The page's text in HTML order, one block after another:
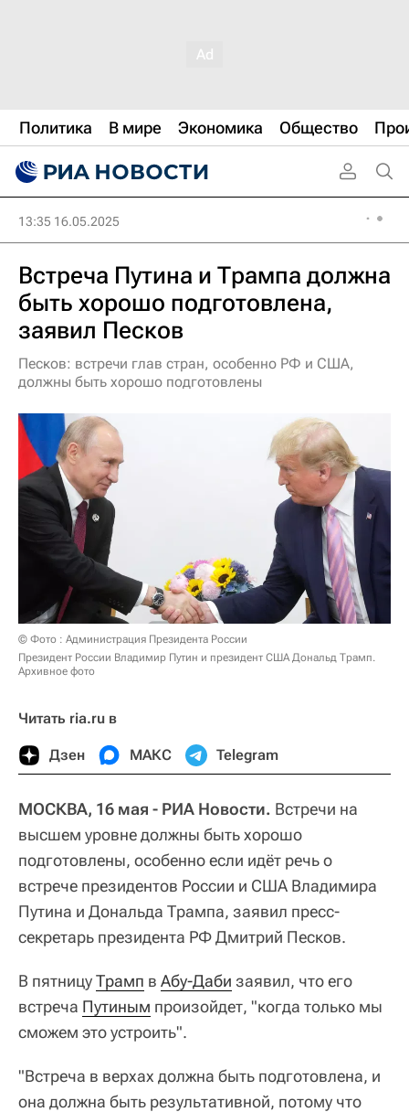
Политика В мире Экономика Общество
13:35 16.05.2025
Встреча Путина и Трампа должна
быть хорошо подготовлена,
заявил Песков
Песков: встречи глав стран, особенно РФ и США,
должны быть хорошо подготовлены
© Фото : Администрация Президента России
Президент России Владимир Путин и президент США Дональд Трамп.
Архивное фото
Читать ria.ru в
Дзен МАКС Telegram
МОСКВА, 16 мая - РИА Новости. Встречи на
высшем уровне должны быть хорошо
подготовлены, особенно если идёт речь о
встрече президентов России и США Владимира
Путина и Дональда Трампа, заявил пресс-
секретарь президента РФ Дмитрий Песков.
В пятницуТрамп в Абу-Даби заявил, что его
встреча Путиным произойдет, "когда только мы
сможем это устроить".
"Встреча в верхах должна быть подготовлена, и
она должна быть результативной, потому что